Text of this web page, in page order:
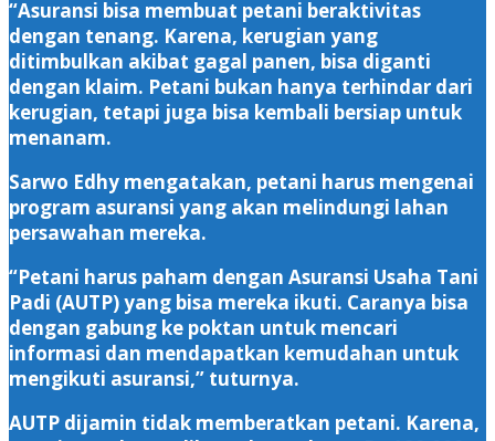
“Asuransi bisa membuat petani beraktivitas
dengan tenang. Karena, kerugian yang
ditimbulkan akibat gagal panen, bisa diganti
dengan klaim. Petani bukan hanya terhindar dari
kerugian, tetapi juga bisa kembali bersiap untuk
menanam.
Sarwo Edhy mengatakan, petani harus mengenai
program asuransi yang akan melindungi lahan
persawahan mereka.
“Petani harus paham dengan Asuransi Usaha Tani
Padi (AUTP) yang bisa mereka ikuti. Caranya bisa
dengan gabung ke poktan untuk mencari
informasi dan mendapatkan kemudahan untuk
mengikuti asuransi,” tuturnya.
AUTP dijamin tidak memberatkan petani. Karena,